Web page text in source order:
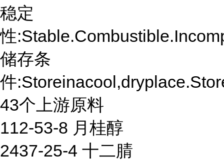
稳定
性
储存条
件
43个上游原料
112-53-8 月桂醇
2437-25-4 十二腈